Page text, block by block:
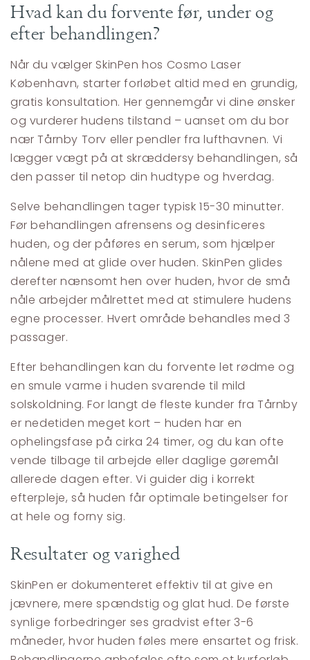
Hvad kan du forvente før, under og
efter behandlingen?
Når du vælger SkinPen hos Cosmo Laser
København, starter forløbet altid med en grundig,
gratis konsultation. Her gennemgår vi dine ønsker
og vurderer hudens tilstand – uanset om du bor
nær Tårnby Torv eller pendler fra lufthavnen. Vi
lægger vægt på at skræddersy behandlingen, så
den passer til netop din hudtype og hverdag.
Selve behandlingen tager typisk 15-30 minutter.
Før behandlingen afrensens og desinficeres
huden, og der påføres en serum, som hjælper
nålene med at glide over huden. SkinPen glides
derefter nænsomt hen over huden, hvor de små
nåle arbejder målrettet med at stimulere hudens
egne processer. Hvert område behandles med 3
passager.
Efter behandlingen kan du forvente let rødme og
en smule varme i huden svarende til mild
solskoldning. For langt de fleste kunder fra Tårnby
er nedetiden meget kort – huden har en
ophelingsfase på cirka 24 timer, og du kan ofte
vende tilbage til arbejde eller daglige gøremål
allerede dagen efter. Vi guider dig i korrekt
efterpleje, så huden får optimale betingelser for
at hele og forny sig.
Resultater og varighed
SkinPen er dokumenteret effektiv til at give en
jævnere, mere spændstig og glat hud. De første
synlige forbedringer ses gradvist efter 3-6
måneder, hvor huden føles mere ensartet og frisk.